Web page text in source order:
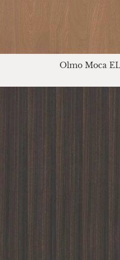
Olmo Moca